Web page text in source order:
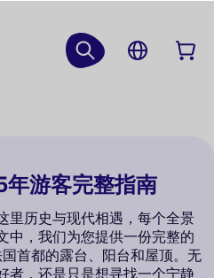
游客完整指南
里历史与现代相遇，每个全景
中，我们为您提供一份完整的
首都的露台、阳台和屋顶。无
者，还是只是想寻找一个宁静